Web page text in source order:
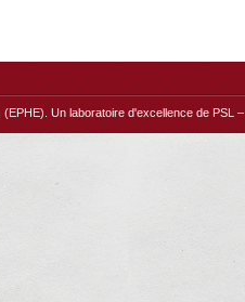
(EPHE) . Un laboratoire d'excellence de